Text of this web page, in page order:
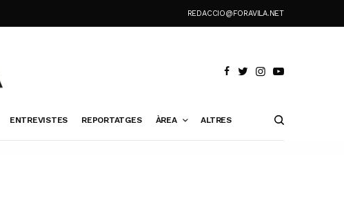
REDACCIO@FORAVILA.NET
ENTREVISTES REPORTATGES ÀREA ALTRES